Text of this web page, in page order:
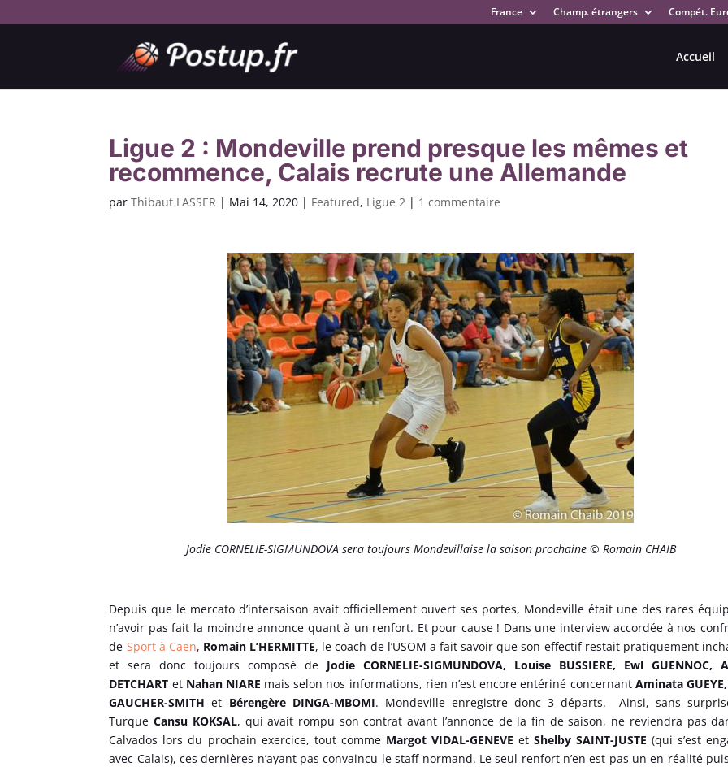
France Champ. étrangers Compét.
Accueil
Ligue 2 : Mondeville prend presque les mêmes et
recommence, Calais recrute une Allemande
parThibaut LASSER | Mai 14, 2020 | Featured, Ligue 2 | 1 commentaire
Jodie CORNELIE-SIGMUNDOVA sera toujours Mondevillaise la saison prochaine © Romain CHAIB
Depuis que le mercato d’intersaison avait officiellement ouvert ses portes, Mondeville était une des rares
n’avoir pas fait la moindre annonce quant à un renfort. Et pour cause ! Dans une interview accordée à nos
de Sport à Caen, Romain L’HERMITTE, le coach de l’USOM a fait savoir que son effectif restait pratiquement
et sera donc toujours composé de Jodie CORNELIE-SIGMUNDOVA, Louise BUSSIERE, Ewl GUENNOC,
DETCHART et Nahan NIARE mais selon nos informations, rien n’est encore entériné concernant Aminata
GAUCHER-SMITHet Bérengère DINGA-MBOMI. Mondeville enregistre donc 3 départs. Ainsi, sans
TurqueCansu KOKSAL, qui avait rompu son contrat avant l’annonce de la fin de saison, ne reviendra pas
Calvados lors du prochain exercice, tout comme Margot VIDAL-GENEVE et Shelby SAINT-JUSTE (qui s’est
avec Calais), ces dernières n’ayant pas convaincu le staff normand. Le seul renfort n’en est pas un en réalité